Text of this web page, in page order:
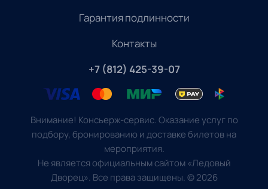
Гарантия подлинности
Контакты
+7 (812) 425-39-07
Внимание! Консьерж-сервис. Оказание услуг по
подбору, бронированию и доставке билетов на
мероприятия.
Не является официальным сайтом «Ледовый
Дворец». Все права защищены.©2026